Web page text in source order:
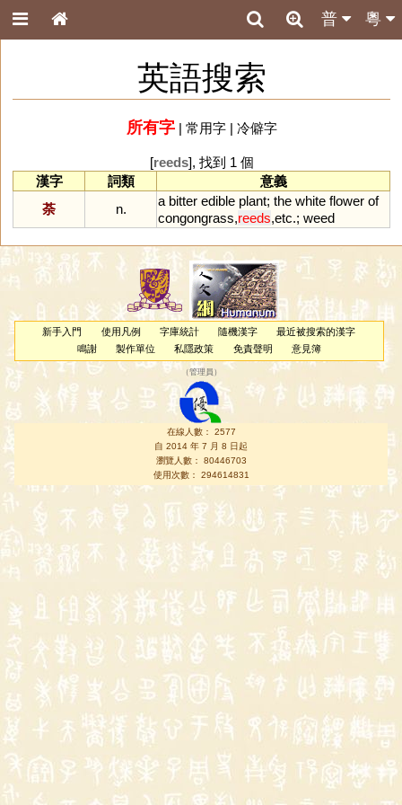
粵
普
英語搜索
所有字| 常用字| 冷僻字
[reeds], 找到 1 個
漢字
詞類
意義
荼
n.
a bitter edible plant; the white flower of
congongrass,reeds,etc.; weed
新手入門 使用凡例 字庫統計 隨機漢字
最近被搜索的漢字
鳴謝
製作單位 私隱政策 免責聲明 意見簿
（管理員 ）
在線人數： 2577
自 2014 年 7 月 8 日起
瀏覽人數： 80446703
使用次數： 294614831